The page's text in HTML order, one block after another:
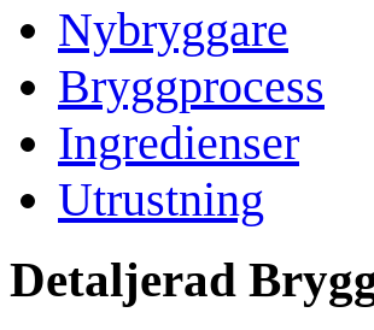
Nybryggare
Bryggprocess
Ingredienser
Utrustning
Detaljerad